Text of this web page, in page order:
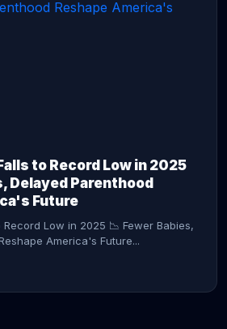
to Record Low in 2025
Delayed Parenthood
Future
Record Low in 2025 📉 Fewer Babies,
America's Future...